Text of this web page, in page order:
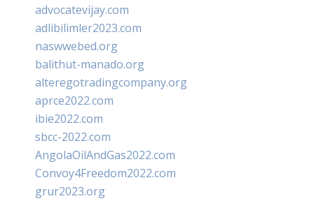
advocatevijay.com
adlibilimler2023.com
naswwebed.org
balithut-manado.org
alteregotradingcompany.org
aprce2022.com
ibie2022.com
sbcc-2022.com
AngolaOilAndGas2022.com
Convoy4Freedom2022.com
grur2023.org